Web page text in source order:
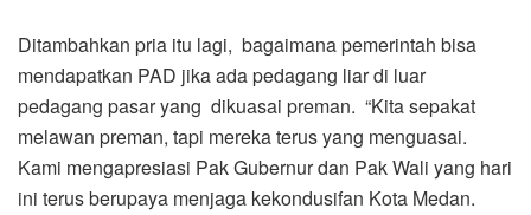
Ditambahkan pria itu lagi, bagaimana pemerintah bisa
mendapatkan PAD jika ada pedagang liar di luar
pedagang pasar yang dikuasai preman. “Kita sepakat
melawan preman, tapi mereka terus yang menguasai.
Kami mengapresiasi Pak Gubernur dan Pak Wali yang hari
ini terus berupaya menjaga kekondusifan Kota Medan.